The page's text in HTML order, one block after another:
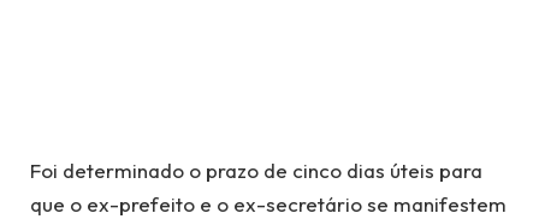
Foi determinado o prazo de cinco dias úteis para
que o ex-prefeito e o ex-secretário se manifestem